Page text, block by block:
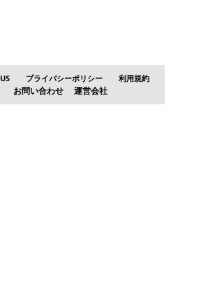
プライバシーポリシー 利用規約
お問い合わせ 運営会社